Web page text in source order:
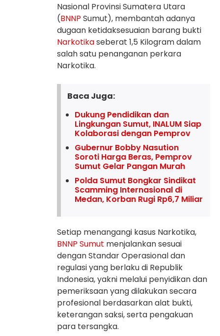
Nasional Provinsi Sumatera Utara
(BNNP Sumut), membantah adanya
dugaan ketidaksesuaian barang bukti
Narkotikaseberat 1,5 Kilogram dalam
salah satu penanganan perkara
Narkotika.
Baca Juga:
Dukung Pendidikan dan
Lingkungan Sumut, INALUM Siap
Kolaborasi dengan Pemprov
Gubernur Bobby Nasution
Soroti Harga Beras, Pemprov
Sumut Gelar Pangan Murah
Polda Sumut Bongkar Sindikat
Scamming Internasional di
Medan, Korban Rugi Rp6,7 Miliar
Setiap menangangi kasus Narkotika,
BNNP Sumut menjalankan sesuai
dengan Standar Operasional dan
regulasi yang berlaku di Republik
Indonesia, yakni melalui penyidikan dan
pemeriksaan yang dilakukan secara
profesional berdasarkan alat bukti,
keterangan saksi, serta pengakuan
para tersangka.